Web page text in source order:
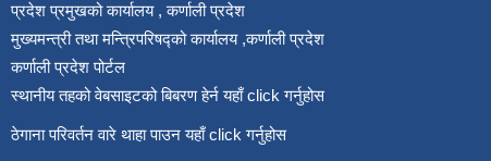
प्रदेश प्रमुखको कार्यालय , कर्णाली प्रदेश
मुख्यमन्त्री तथा मन्त्रिपरिषद्को कार्यालय ,कर्णाली प्रदेश
कर्णाली प्रदेश पोर्टल
स्थानीय तहको वेबसाइटको बिबरण हेर्न यहाँ click गर्नुहोस
ठेगाना परिवर्तन वारे थाहा पाउन यहाँ click गर्नुहोस